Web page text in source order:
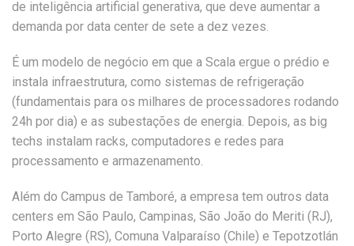
de inteligência artificial generativa, que deve aumentar a
demanda por data center de sete a dez vezes.
É um modelo de negócio em que a Scala ergue o prédio e
instala infraestrutura, como sistemas de refrigeração
(fundamentais para os milhares de processadores rodando
24h por dia) e as subestações de energia. Depois, as big
techs instalam racks, computadores e redes para
processamento e armazenamento.
Além do Campus de Tamboré, a empresa tem outros data
centers em São Paulo, Campinas, São João do Meriti (RJ),
Porto Alegre (RS), Comuna Valparaíso (Chile) e Tepotzotlán